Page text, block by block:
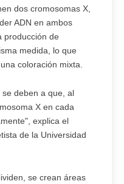
dos cromosomas X,
ADN en ambos
producción de
medida, lo que
coloración mixta.
deben a que, al
X en cada
explica el
de la Universidad
se crean áreas